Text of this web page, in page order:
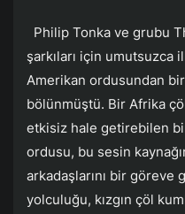
Philip Tonka ve grubu
şarkıları için umutsuzca
Amerikan ordusundan
bölünmüştü. Bir Afrika
etkisiz hale getirebilen
ordusu, bu sesin
arkadaşlarını bir
yolculuğu, kızgın çöl